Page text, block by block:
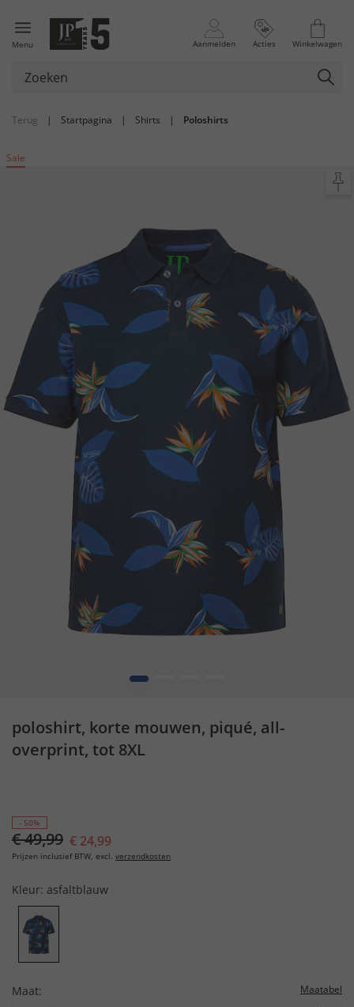
Menu Aanmelden Acties Winkelwagen
Terug | Startpagina | Shirts | Poloshirts
Sale
1
poloshirt, korte mouwen, piqué, all-
overprint, tot 8XL
- 50%
€ 49,99 € 24,99
Prijzen inclusief BTW, excl. verzendkosten
Kleur: asfaltblauw
Maat: Maatabel